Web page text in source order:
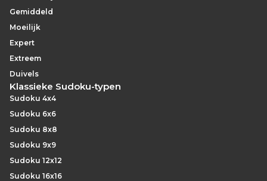
Gemiddeld
Moeilijk
Expert
Extreem
Duivels
Klassieke Sudoku-typen
Sudoku 4x4
Sudoku 6x6
Sudoku 8x8
Sudoku 9x9
Sudoku 12x12
Sudoku 16x16